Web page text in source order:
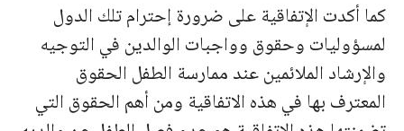
كما أكدت الإتفاقية على ضرورة إحترام تلك الدول
لمسؤوليات وحقوق وواجبات الوالدين في التوجيه
والإرشاد الملائمين عند ممارسة الطفل الحقوق
المعترف بها في هذه الاتفاقية ومن أهم الحقوق التي